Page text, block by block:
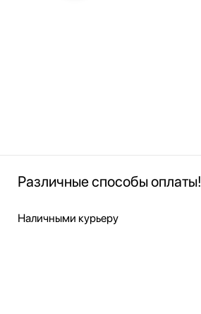
Различные способы оплаты!
Наличными курьеру